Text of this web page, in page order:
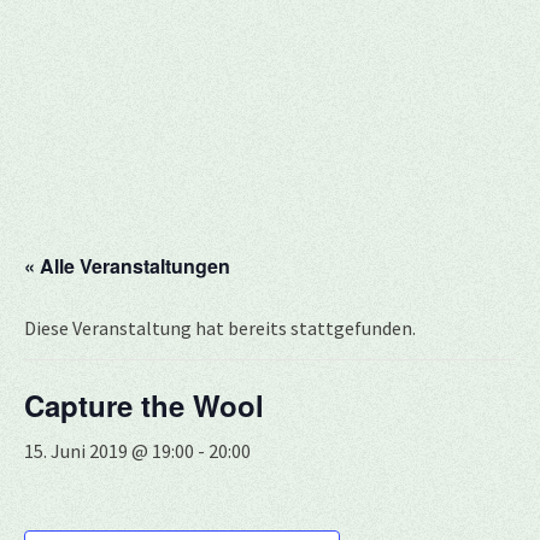
« Alle Veranstaltungen
Diese Veranstaltung hat bereits stattgefunden.
Capture the Wool
15. Juni 2019 @ 19:00 - 20:00